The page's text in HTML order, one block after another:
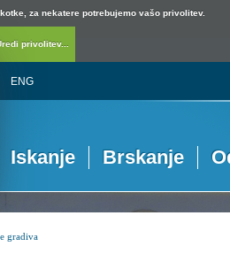
za nekatere potrebujemo vašo privolitev.
privolitev...
ENG
Iskanje Brskanje
gradiva